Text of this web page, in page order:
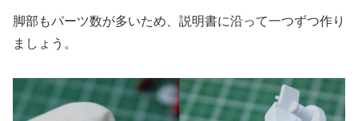
脚部もパーツ数が多いため、説明書に沿って一つずつ作り
ましょう。